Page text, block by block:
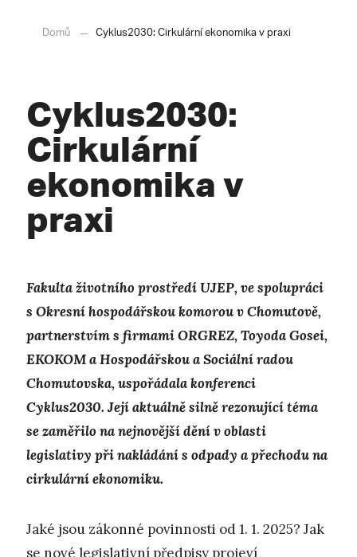
Domů Cyklus2030: Cirkulární ekonomika v praxi
Cyklus2030:
Cirkulární
ekonomika v
praxi
Fakulta životního prostředí UJEP, ve spolupráci
s Okresní hospodářskou komorou v Chomutově,
partnerstvím s firmami ORGREZ, Toyoda Gosei,
EKOKOM a Hospodářskou a Sociální radou
Chomutovska, uspořádala konferenci
Cyklus2030. Její aktuálně silně rezonující téma
se zaměřilo na nejnovější dění v oblasti
legislativy při nakládání s odpady a přechodu na
cirkulární ekonomiku.
Jaké jsou zákonné povinnosti od 1. 1. 2025? Jak
se nové legislativní předpisy projeví